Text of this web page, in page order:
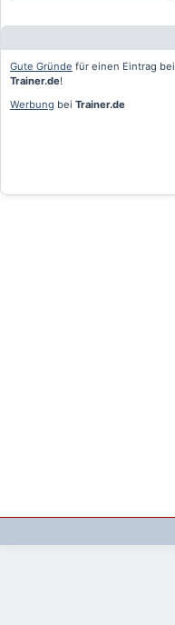
Gute Gründe für einen Eintrag bei
Trainer.de!
Werbung bei Trainer.de